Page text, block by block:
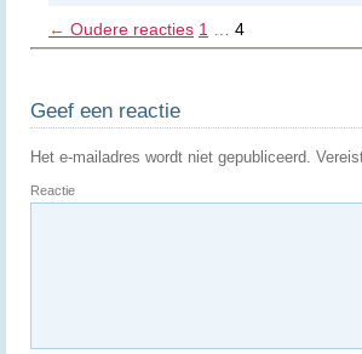
← Oudere reacties 1 4
Geef een reactie
Het e-mailadres wordt niet gepubliceerd.
Reactie